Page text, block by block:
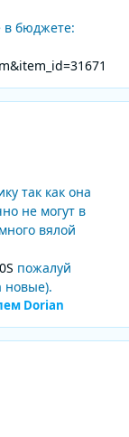
в бюджете:
так как она
не могут в
вялой
пожалуй
новые).
Dorian